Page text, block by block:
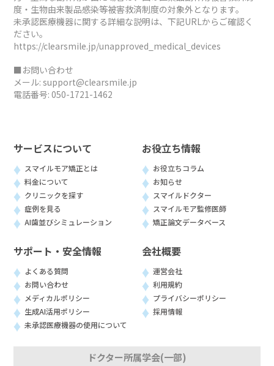
度・生物由来製品感染等被害救済制度の対象外となります。
未承認医療機器に関する詳細な説明は、下記URLからご確認く
ださい。
https://clearsmile.jp/unapproved_medical_devices
■お問い合わせ
メール: support@clearsmile.jp
電話番号: 050-1721-1462
サービスについて
スマイルモア矯正とは
料金について
クリニックを探す
症例を見る
AI歯並びシミュレーション
お役立ち情報
お役立ちコラム
お知らせ
スマイルドクター
スマイルモア監修医師
矯正論文データベース
サポート・安全情報
よくある質問
お問い合わせ
メディカルポリシー
生成AI活用ポリシー
未承認医療機器の使用について
会社概要
運営会社
利用規約
プライバシーポリシー
採用情報
ドクター所属学会(一部)